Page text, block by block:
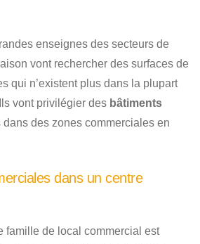
enseignes des secteurs de
vont rechercher des surfaces de
qui n’existent plus dans la plupart
vont privilégier des bâtiments
dans des zones commerciales en
dans un centre
famille de local commercial est